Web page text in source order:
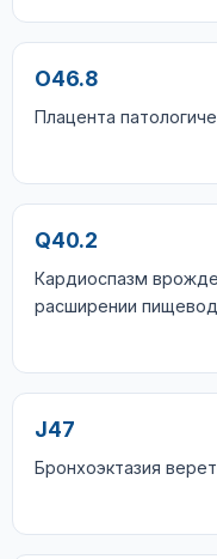
O46.8
Плацента
Q40.2
Кардиоспазм
расширении
J47
Бронхоэктазия